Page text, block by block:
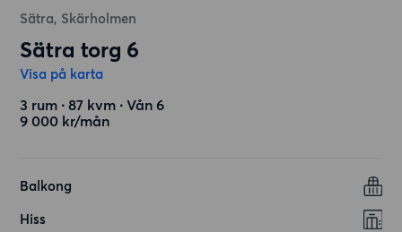
Sätra, Skärholmen
Sätra torg 6
Visa på karta
3 rum ∙ 87 kvm ∙ Vån 6
9 000 kr/mån
Balkong
Hiss